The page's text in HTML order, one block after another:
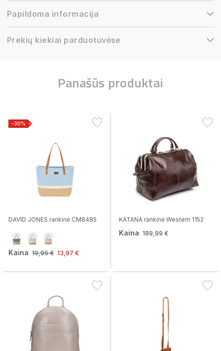
Papildoma informacija
Prekių kiekiai parduotuvėse
Panašūs produktai
−30%
DAVID JONES rankinė CM8485
Kaina 19,95 € 13,97 €
KATANA rankinė Western 1152
Kaina 189,99 €